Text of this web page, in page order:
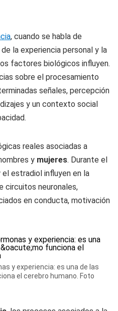
, cuando se habla de
la experiencia personal y la
factores biológicos influyen.
sobre el procesamiento
señales, percepción
y un contexto social
reales asociadas a
y mujeres. Durante el
estradiol influyen en la
circuitos neuronales,
en conducta, motivación
y experiencia: es una de las
el cerebro humano. Foto